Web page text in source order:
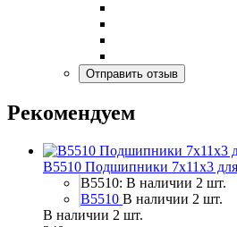
Рекомендуем
B5510 Подшипники 7x11x3
B5510: В наличии 2 шт.
B5510 В наличии 2 шт.
В наличии 2 шт.